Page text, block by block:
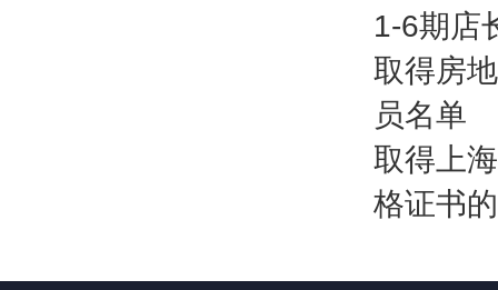
1-6期店
取得房
员名单
取得上
格证书